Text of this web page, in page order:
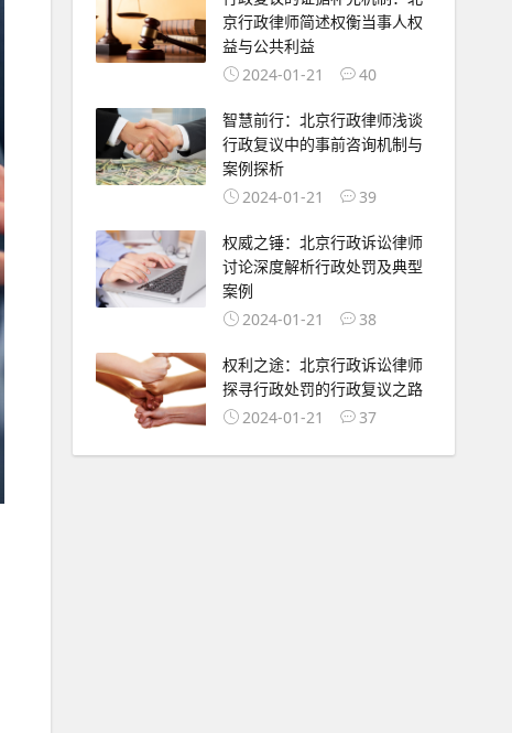
京行政律师简述权衡当事人权
益与公共利益
2024-01-21
40
智慧前行：北京行政律师浅谈
行政复议中的事前咨询机制与
案例探析
2024-01-21
39
权威之锤：北京行政诉讼律师
讨论深度解析行政处罚及典型
案例
2024-01-21
38
权利之途：北京行政诉讼律师
探寻行政处罚的行政复议之路
2024-01-21
37